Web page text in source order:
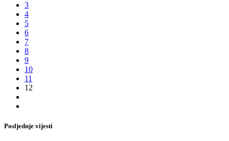
3
4
5
6
7
8
9
10
11
12
Posljednje vijesti